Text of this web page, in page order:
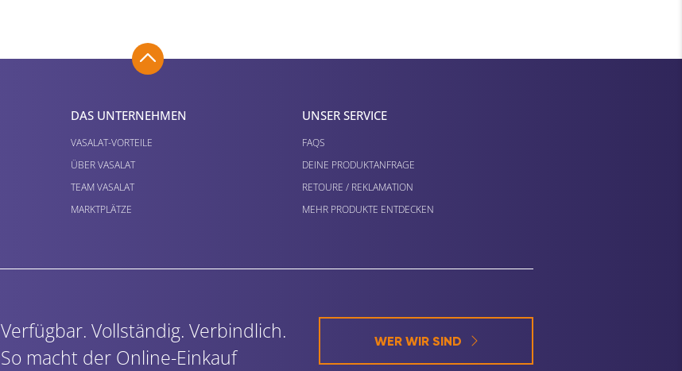
DAS UNTERNEHMEN
VASALAT-VORTEILE
ÜBER VASALAT
TEAM VASALAT
MARKTPLÄTZE
UNSER SERVICE
FAQS
DEINE PRODUKTANFRAGE
RETOURE / REKLAMATION
MEHR PRODUKTE ENTDECKEN
Verfügbar. Vollständig. Verbindlich.
So macht der Online-Einkauf
WER WIR SIND